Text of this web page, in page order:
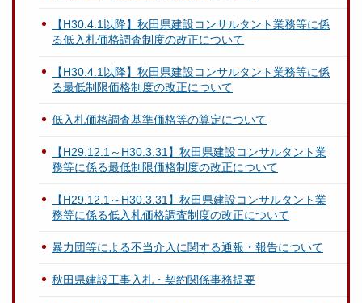
【H30.4.1以降】秋田県建設コンサルタント業務等に係
る低入札価格調査制度の改正について
【H30.4.1以降】秋田県建設コンサルタント業務等に係
る最低制限価格制度の改正について
低入札価格調査基準価格等の算定について
【H29.12.1～H30.3.31】秋田県建設コンサルタント業
務等に係る最低制限価格制度の改正について
【H29.12.1～H30.3.31】秋田県建設コンサルタント業
務等に係る低入札価格調査制度の改正について
暴力団等による不当介入に関する通報・報告について
秋田県建設工事入札・契約関係事務提要